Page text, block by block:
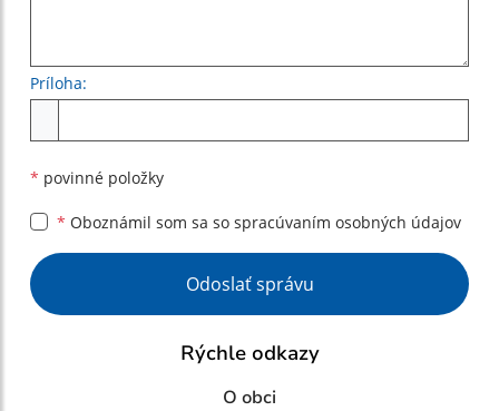
Príloha:
* povinné položky
* Oboznámil som sa so spracúvaním osobných údajov
Google reCaptcha Response
Odoslať správu
Rýchle odkazy
O obci